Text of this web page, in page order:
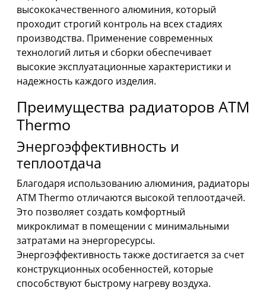
высококачественного алюминия, который
проходит строгий контроль на всех стадиях
производства. Применение современных
технологий литья и сборки обеспечивает
высокие эксплуатационные характеристики и
надежность каждого изделия.
Преимущества радиаторов ATM
Thermo
Энергоэффективность и
теплоотдача
Благодаря использованию алюминия, радиаторы
ATM Thermo отличаются высокой теплоотдачей.
Это позволяет создать комфортный
микроклимат в помещении с минимальными
затратами на энергоресурсы.
Энергоэффективность также достигается за счет
конструкционных особенностей, которые
способствуют быстрому нагреву воздуха.